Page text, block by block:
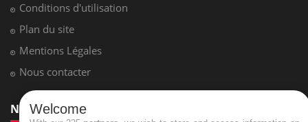
Conditions d'utilisation
Plan du site
Mentions Légales
Nous contacter
NEWSLETTER
Welcome